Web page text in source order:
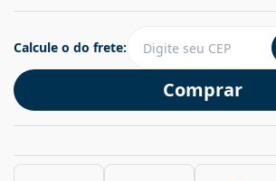
Comprar
Calcule o do frete: